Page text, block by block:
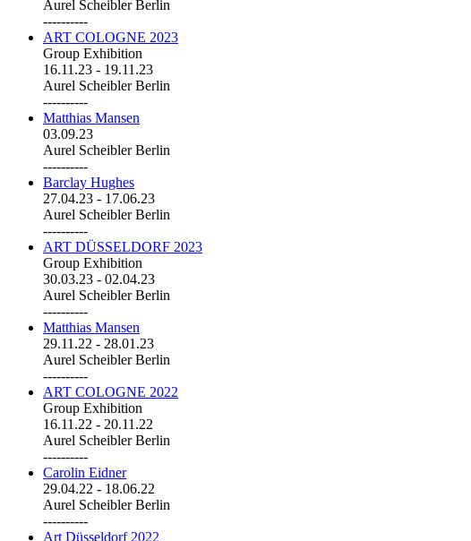
Aurel Scheibler Berlin
----------
ART COLOGNE 2023
Group Exhibition
16.11.23 - 19.11.23
Aurel Scheibler Berlin
----------
Matthias Mansen
03.09.23
Aurel Scheibler Berlin
----------
Barclay Hughes
27.04.23 - 17.06.23
Aurel Scheibler Berlin
----------
ART DÜSSELDORF 2023
Group Exhibition
30.03.23 - 02.04.23
Aurel Scheibler Berlin
----------
Matthias Mansen
29.11.22 - 28.01.23
Aurel Scheibler Berlin
----------
ART COLOGNE 2022
Group Exhibition
16.11.22 - 20.11.22
Aurel Scheibler Berlin
----------
Carolin Eidner
29.04.22 - 18.06.22
Aurel Scheibler Berlin
----------
Art Düsseldorf 2022